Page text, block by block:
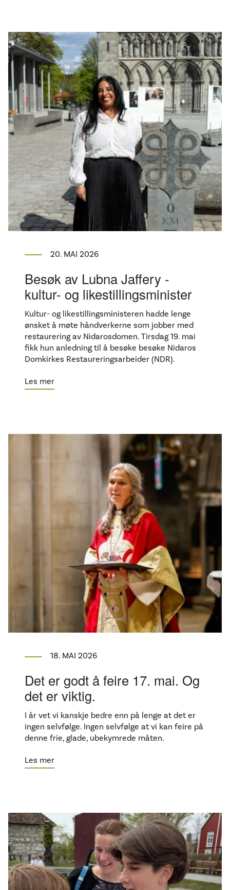
20. MAI 2026
Besøk av Lubna Jaffery -
kultur- og likestillingsminister
Kultur- og likestillingsministeren hadde lenge
ønsket å møte håndverkerne som jobber med
restaurering av Nidarosdomen. Tirsdag 19. mai
fikk hun anledning til å besøke besøke Nidaros
Domkirkes Restaureringsarbeider (NDR).
Les mer
18. MAI 2026
Det er godt å feire 17. mai. Og
det er viktig.
I år vet vi kanskje bedre enn på lenge at det er
ingen selvfølge. Ingen selvfølge at vi kan feire på
denne frie, glade, ubekymrede måten.
Les mer